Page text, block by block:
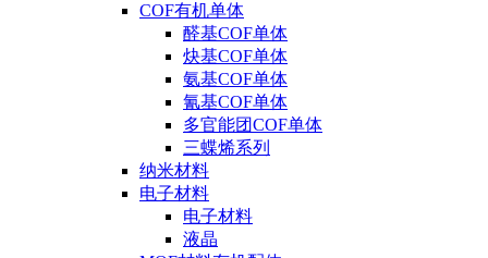
COF有机单体
醛基COF单体
炔基COF单体
氨基COF单体
氰基COF单体
多官能团COF单体
三蝶烯系列
纳米材料
电子材料
电子材料
液晶